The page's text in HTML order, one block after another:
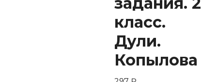
класс.
Дули.
Копылова